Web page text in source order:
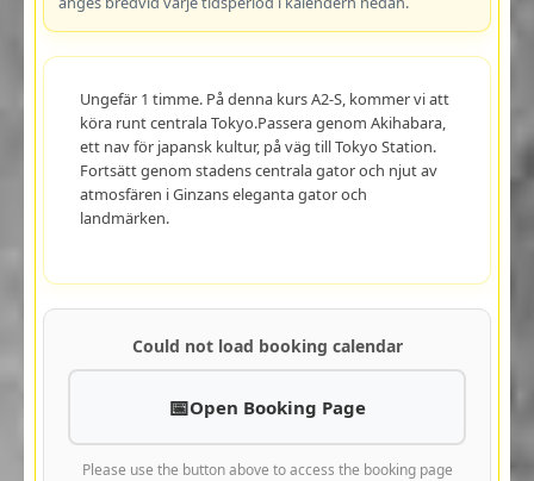
Ungefär 1 timme. På denna kurs A2-S, kommer vi att
köra runt centrala Tokyo.Passera genom Akihabara,
ett nav för japansk kultur, på väg till Tokyo Station.
Fortsätt genom stadens centrala gator och njut av
atmosfären i Ginzans eleganta gator och
landmärken.
Could not load booking calendar
Open Booking Page
Please use the button above to access the booking page